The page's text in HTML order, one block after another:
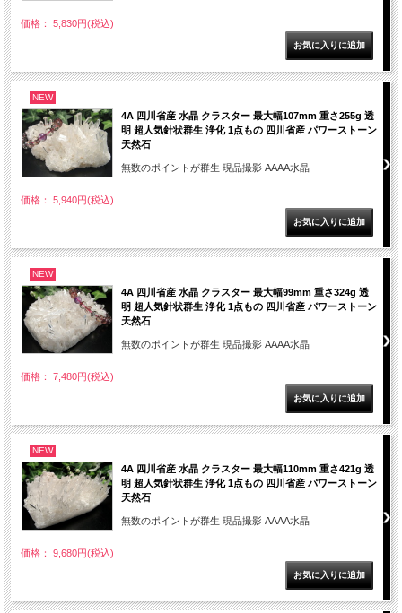
価格： 5,830円(税込)
NEW
4A 四川省産 水晶 クラスター 最大幅107mm 重さ255g 透
明 超人気針状群生 浄化 1点もの 四川省産 パワーストーン
天然石
無数のポイントが群生 現品撮影 AAAA水晶
価格： 5,940円(税込)
NEW
4A 四川省産 水晶 クラスター 最大幅99mm 重さ324g 透
明 超人気針状群生 浄化 1点もの 四川省産 パワーストーン
天然石
無数のポイントが群生 現品撮影 AAAA水晶
価格： 7,480円(税込)
NEW
4A 四川省産 水晶 クラスター 最大幅110mm 重さ421g 透
明 超人気針状群生 浄化 1点もの 四川省産 パワーストーン
天然石
無数のポイントが群生 現品撮影 AAAA水晶
価格： 9,680円(税込)